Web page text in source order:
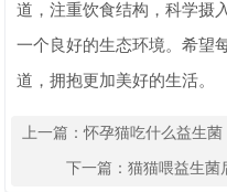
道，注重饮食结构，科学摄
一个良好的生态环境。希望
道，拥抱更加美好的生活。
上一篇：怀孕猫吃什么益生
下一篇： 猫猫喂益生菌